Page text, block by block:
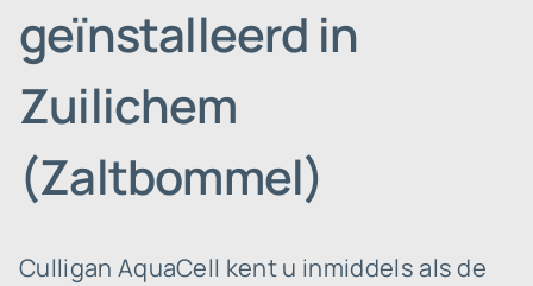
geïnstalleerd in
Zuilichem
(Zaltbommel)
Culligan AquaCell kent u inmiddels als de